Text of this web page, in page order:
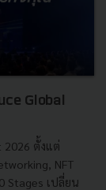
Global
2026 ตั้งแต่
NFT
Stages เปลี่ยน